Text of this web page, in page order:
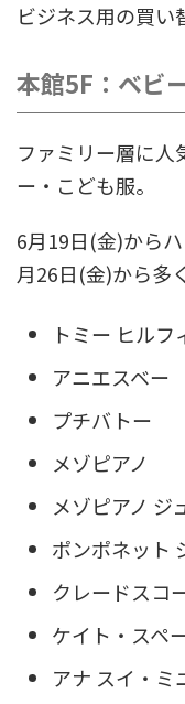
ビジネス用の買い
本館5F：ベビ
ファミリー層に人
ー・こども服。
6月19日(金)から
月26日(金)から多
トミー ヒルフ
アニエスベー
プチバトー
メゾピアノ
メゾピアノ ジ
ポンポネット
クレードスコ
ケイト・スペ
アナ スイ・ミ